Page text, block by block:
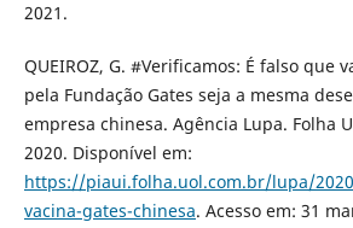
2021.
QUEIROZ, G. #Verificamos: É falso que
pela Fundação Gates seja a mesma
empresa chinesa. Agência Lupa. Folha
2020. Disponível em:
https://piaui.folha.uol.com.br/lupa/
vacina-gates-chinesa. Acesso em: 31